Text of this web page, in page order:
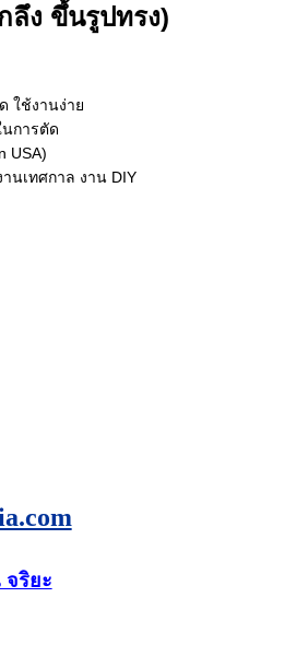
ลึง ขึ้นรูปทรง)
ใช้งานง่าย
การตัด
USA)
นเทศกาล งาน DIY
ริยะ